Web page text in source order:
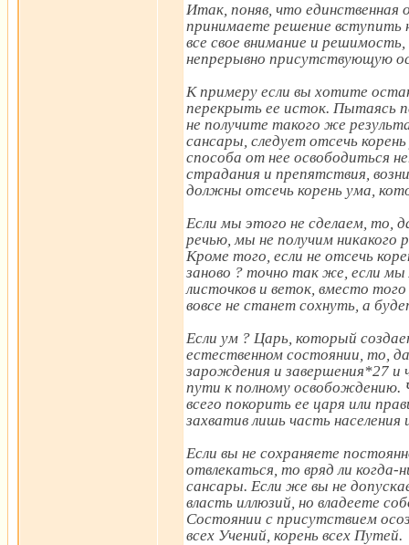
Итак, поняв, что единственная
принимаете решение
все свое внимание и
непрерывно присутствующую
К примеру если вы хотите
перекрыть ее исток. Пытаясь
не получите такого же
сансары, следует отсечь
способа от нее освободиться
страдания и препятствия,
должны отсечь корень ума,
Если мы этого не сделаем, то,
речью, мы не получим никакого
Кроме того, если не отсечь
заново ? точно так же, если мы
листочков и веток, вместо
вовсе не станет сохнуть, а
Если ум ? Царь, который
естественном состоянии, то,
зарождения и завершения*27 и
пути к полному
всего покорить ее царя или
захватив лишь часть населения
Если вы не сохраняете
отвлекаться, то вряд ли когда-
сансары. Если же вы не
власть иллюзий, но владеете
Состоянии с присутствием
всех Учений, корень всех Путей.